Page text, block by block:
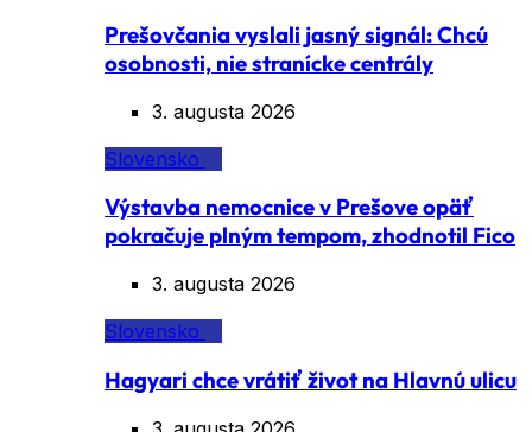
Prešovčania vyslali jasný signál: Chcú
osobnosti, nie stranícke centrály
3. augusta 2026
Slovensko
Výstavba nemocnice v Prešove opäť
pokračuje plným tempom, zhodnotil Fico
3. augusta 2026
Slovensko
Hagyari chce vrátiť život na Hlavnú ulicu